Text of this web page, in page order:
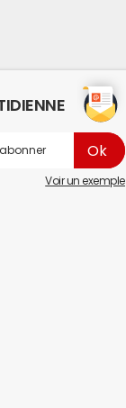
Voir un exemple